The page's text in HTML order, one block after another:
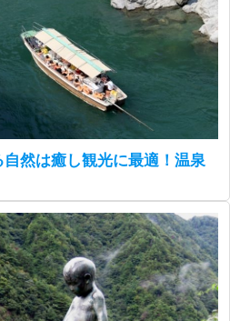
然は癒し観光に最適！温泉